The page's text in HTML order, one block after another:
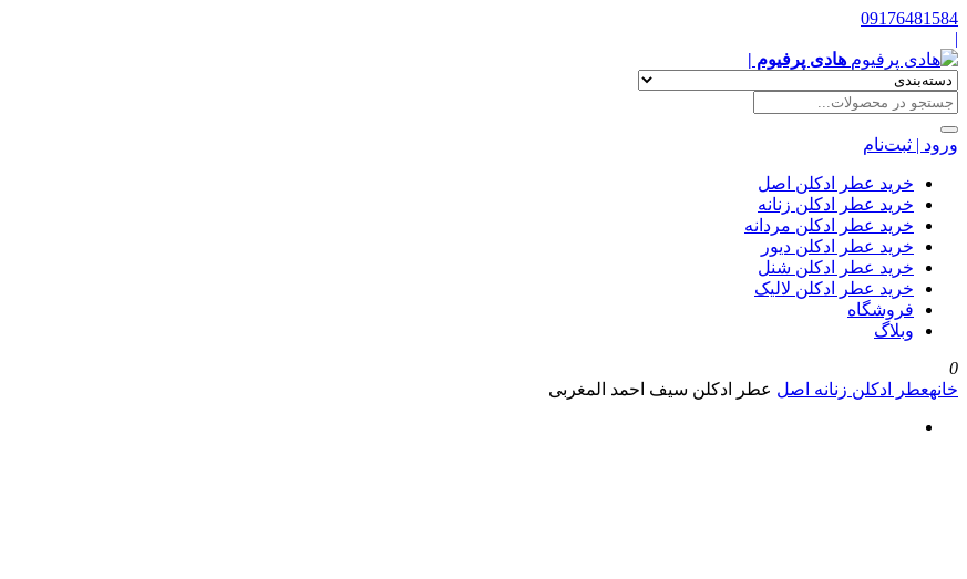
09176481584
|
هادی پرفیوم |
ورود | ثبت‌نام
خرید عطر ادکلن اصل
خرید عطر ادکلن زنانه
خرید عطر ادکلن مردانه
خرید عطر ادکلن دیور
خرید عطر ادکلن شنل
خرید عطر ادکلن لالیک
فروشگاه
وبلاگ
0
خانهعطر ادکلن زنانه اصل عطر ادکلن سیف احمد المغربی